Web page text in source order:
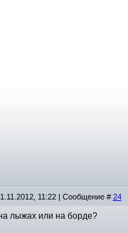
11:22 | Сообщение # 24
лыжах или на борде?